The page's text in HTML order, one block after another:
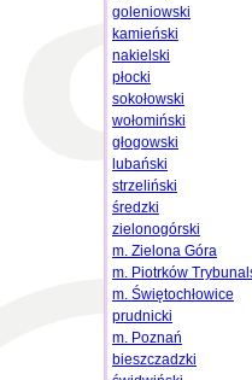
goleniowski
kamieński
nakielski
płocki
sokołowski
wołomiński
głogowski
lubański
strzeliński
średzki
zielonogórski
m. Zielona Góra
m. Piotrków
m. Świętochłowice
prudnicki
m. Poznań
bieszczadzki